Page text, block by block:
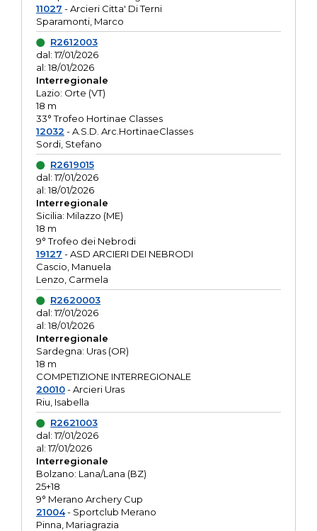
11027 - Arcieri Citta' Di Terni
Sparamonti, Marco
R2612003
dal: 17/01/2026
al: 18/01/2026
Interregionale
Lazio: Orte (VT)
18 m
33° Trofeo Hortinae Classes
12032 - A.S.D. Arc.HortinaeClasses
Sordi, Stefano
R2619015
dal: 17/01/2026
al: 18/01/2026
Interregionale
Sicilia: Milazzo (ME)
18 m
9° Trofeo dei Nebrodi
19127 - ASD ARCIERI DEI NEBRODI
Cascio, Manuela
Lenzo, Carmela
R2620003
dal: 17/01/2026
al: 18/01/2026
Interregionale
Sardegna: Uras (OR)
18 m
COMPETIZIONE INTERREGIONALE
20010- Arcieri Uras
Riu, Isabella
R2621003
dal: 17/01/2026
al: 17/01/2026
Interregionale
Bolzano: Lana/Lana (BZ)
25+18
9° Merano Archery Cup
21004- Sportclub Merano
Pinna, Mariagrazia